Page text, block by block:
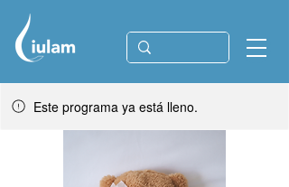
Este programa ya está lleno.